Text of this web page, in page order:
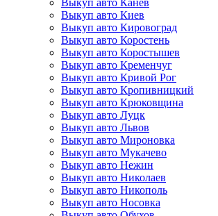
Выкуп авто Канев
Выкуп авто Киев
Выкуп авто Кировоград
Выкуп авто Коростень
Выкуп авто Коростышев
Выкуп авто Кременчуг
Выкуп авто Кривой Рог
Выкуп авто Кропивницкий
Выкуп авто Крюковщина
Выкуп авто Луцк
Выкуп авто Львов
Выкуп авто Мироновка
Выкуп авто Мукачево
Выкуп авто Нежин
Выкуп авто Николаев
Выкуп авто Никополь
Выкуп авто Носовка